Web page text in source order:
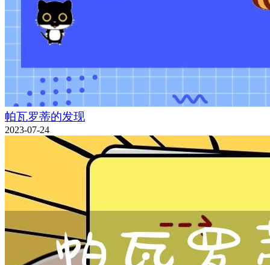
帕瓦罗蒂的发现
2023-07-24